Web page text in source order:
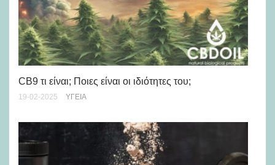
CB9 τι είναι; Ποιες είναι οι ιδιότητες του;
19-02-2025 ΥΓΕΊΑ